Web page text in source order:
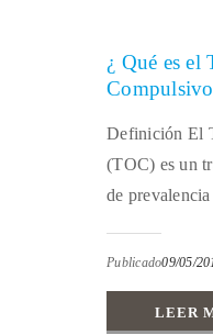
¿ Qué es el
Definición El
(TOC) es un
de
Publicado09/05/
LEER